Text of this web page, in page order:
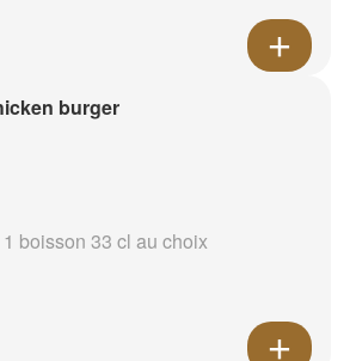
burger
boisson 33 cl au choix